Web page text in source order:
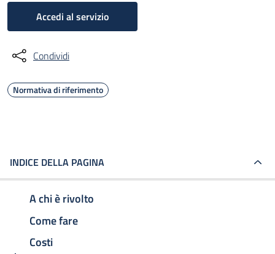
Accedi al servizio
Condividi
Normativa di riferimento
INDICE DELLA PAGINA
A chi è rivolto
Come fare
Costi